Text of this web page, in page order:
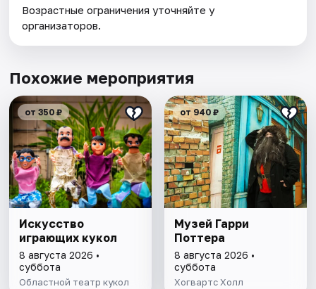
Возрастные ограничения уточняйте у
организаторов.
Похожие мероприятия
от 350 ₽
Искусство
играющих кукол
8 августа 2026 •
суббота
Областной театр кукол
от 940 ₽
Музей Гарри
Поттера
8 августа 2026 •
суббота
Хогвартс Холл